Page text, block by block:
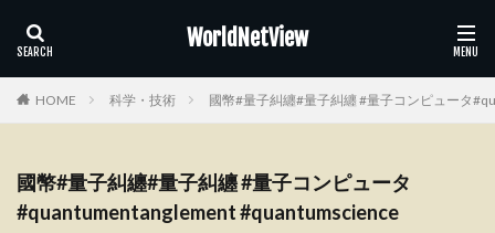
WorldNetView
HOME 科学・技術 國幣#量子糾纏#量子糾纏 #量子コンピュータ
國幣#量子糾纏#量子糾纏 #量子コンピュータ
#quantumentanglement #quantumscience